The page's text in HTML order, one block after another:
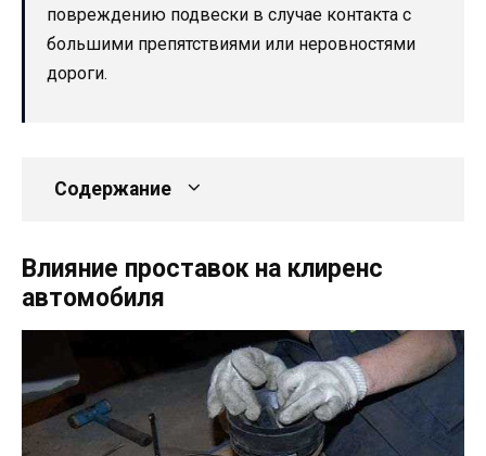
повреждению подвески в случае контакта с
большими препятствиями или неровностями
дороги.
Содержание
Влияние проставок на клиренс
автомобиля